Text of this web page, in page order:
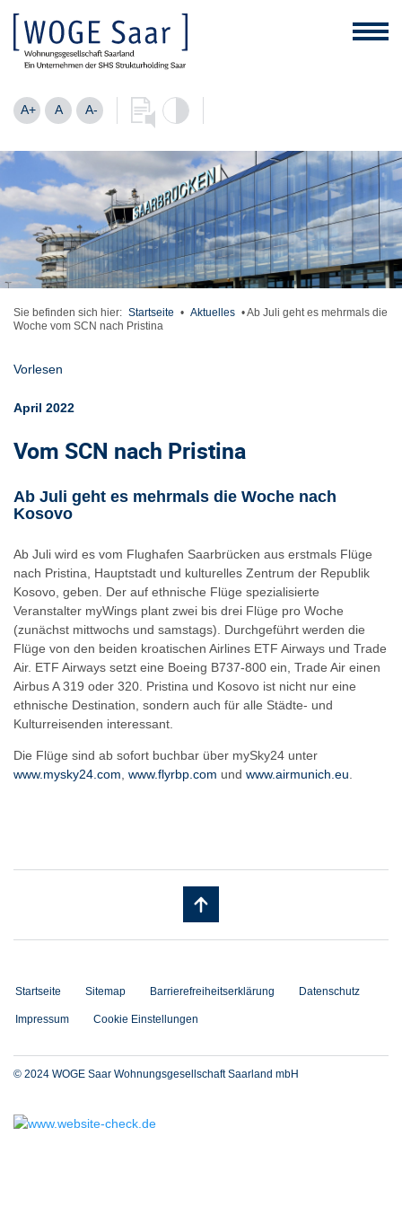
A+ A A-
Sie befinden sich hier: Startseite • Aktuelles •Ab Juli geht es mehrmals die
Woche vom SCN nach Pristina
Vorlesen
April 2022
Vom SCN nach Pristina
Ab Juli geht es mehrmals die Woche nach
Kosovo
Ab Juli wird es vom Flughafen Saarbrücken aus erstmals Flüge
nach Pristina, Hauptstadt und kulturelles Zentrum der Republik
Kosovo, geben. Der auf ethnische Flüge spezialisierte
Veranstalter myWings plant zwei bis drei Flüge pro Woche
(zunächst mittwochs und samstags). Durchgeführt werden die
Flüge von den beiden kroatischen Airlines ETF Airways und Trade
Air. ETF Airways setzt eine Boeing B737-800 ein, Trade Air einen
Airbus A 319 oder 320. Pristina und Kosovo ist nicht nur eine
ethnische Destination, sondern auch für alle Städte- und
Kulturreisenden interessant.
Die Flüge sind ab sofort buchbar über mySky24 unter
www.mysky24.com, www.flyrbp.com und www.airmunich.eu.
Startseite Sitemap Barrierefreiheitserklärung Datenschutz
Impressum Cookie Einstellungen
© 2024 WOGE Saar Wohnungsgesellschaft Saarland mbH